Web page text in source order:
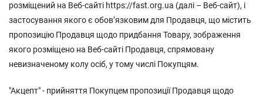
розміщений на Веб-сайті https://fast.org.ua (далі – Веб-сайт), і
застосування якого є обов’язковим для Продавця, що містить
пропозицію Продавця щодо придбання Товару, зображення
якого розміщено на Веб-сайті Продавця, спрямовану
невизначеному колу осіб, у тому числі Покупцям.
"Акцепт" - прийняття Покупцем пропозиції Продавця щодо